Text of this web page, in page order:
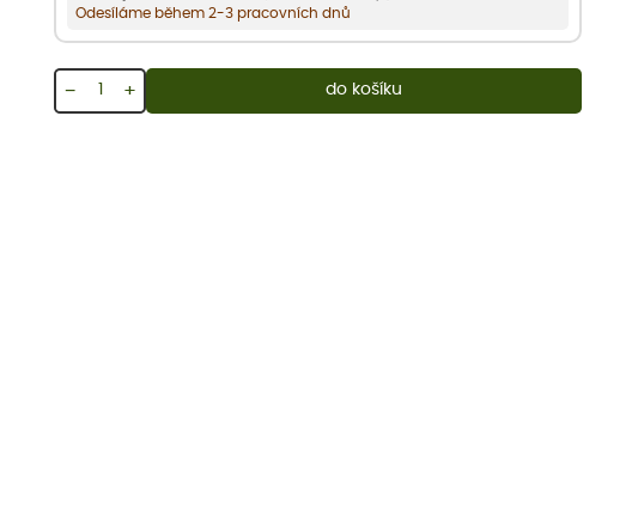
Odesíláme během 2-3 pracovních dnů
+
− do košíku